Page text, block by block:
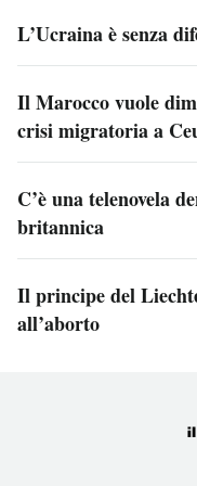
L’Ucraina è senza
Il Marocco vuole
crisi migratoria a
C’è una telenovela
britannica
Il principe del
all’aborto